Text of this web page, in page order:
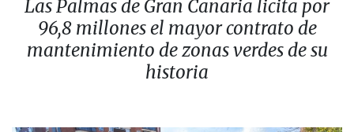
Las Palmas de Gran Canaria licita por
96,8 millones el mayor contrato de
mantenimiento de zonas verdes de su
historia